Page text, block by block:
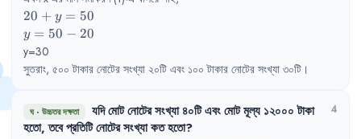
20+y=50
20 + y = 50
y=50-
20
y = 50 − 20
y=30
সুতরাং, ৫০০ টাকার নোটের সংখ্যা ২০টি এবং ১০০ টাকার নোটের সংখ্যা ৩০টি ।
ঘ· উচ্চতর দক্ষতা যদিমোটনোটেরসংখ্যা ৪০টিএবংমোটমূল্য ১২০০০ টাকা
হতো, তবেপ্রতিটিনোটেরসংখ্যাকতহতো?
4